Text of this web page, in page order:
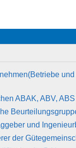
(Betriebe
ABAK, ABV, ABS
und
der